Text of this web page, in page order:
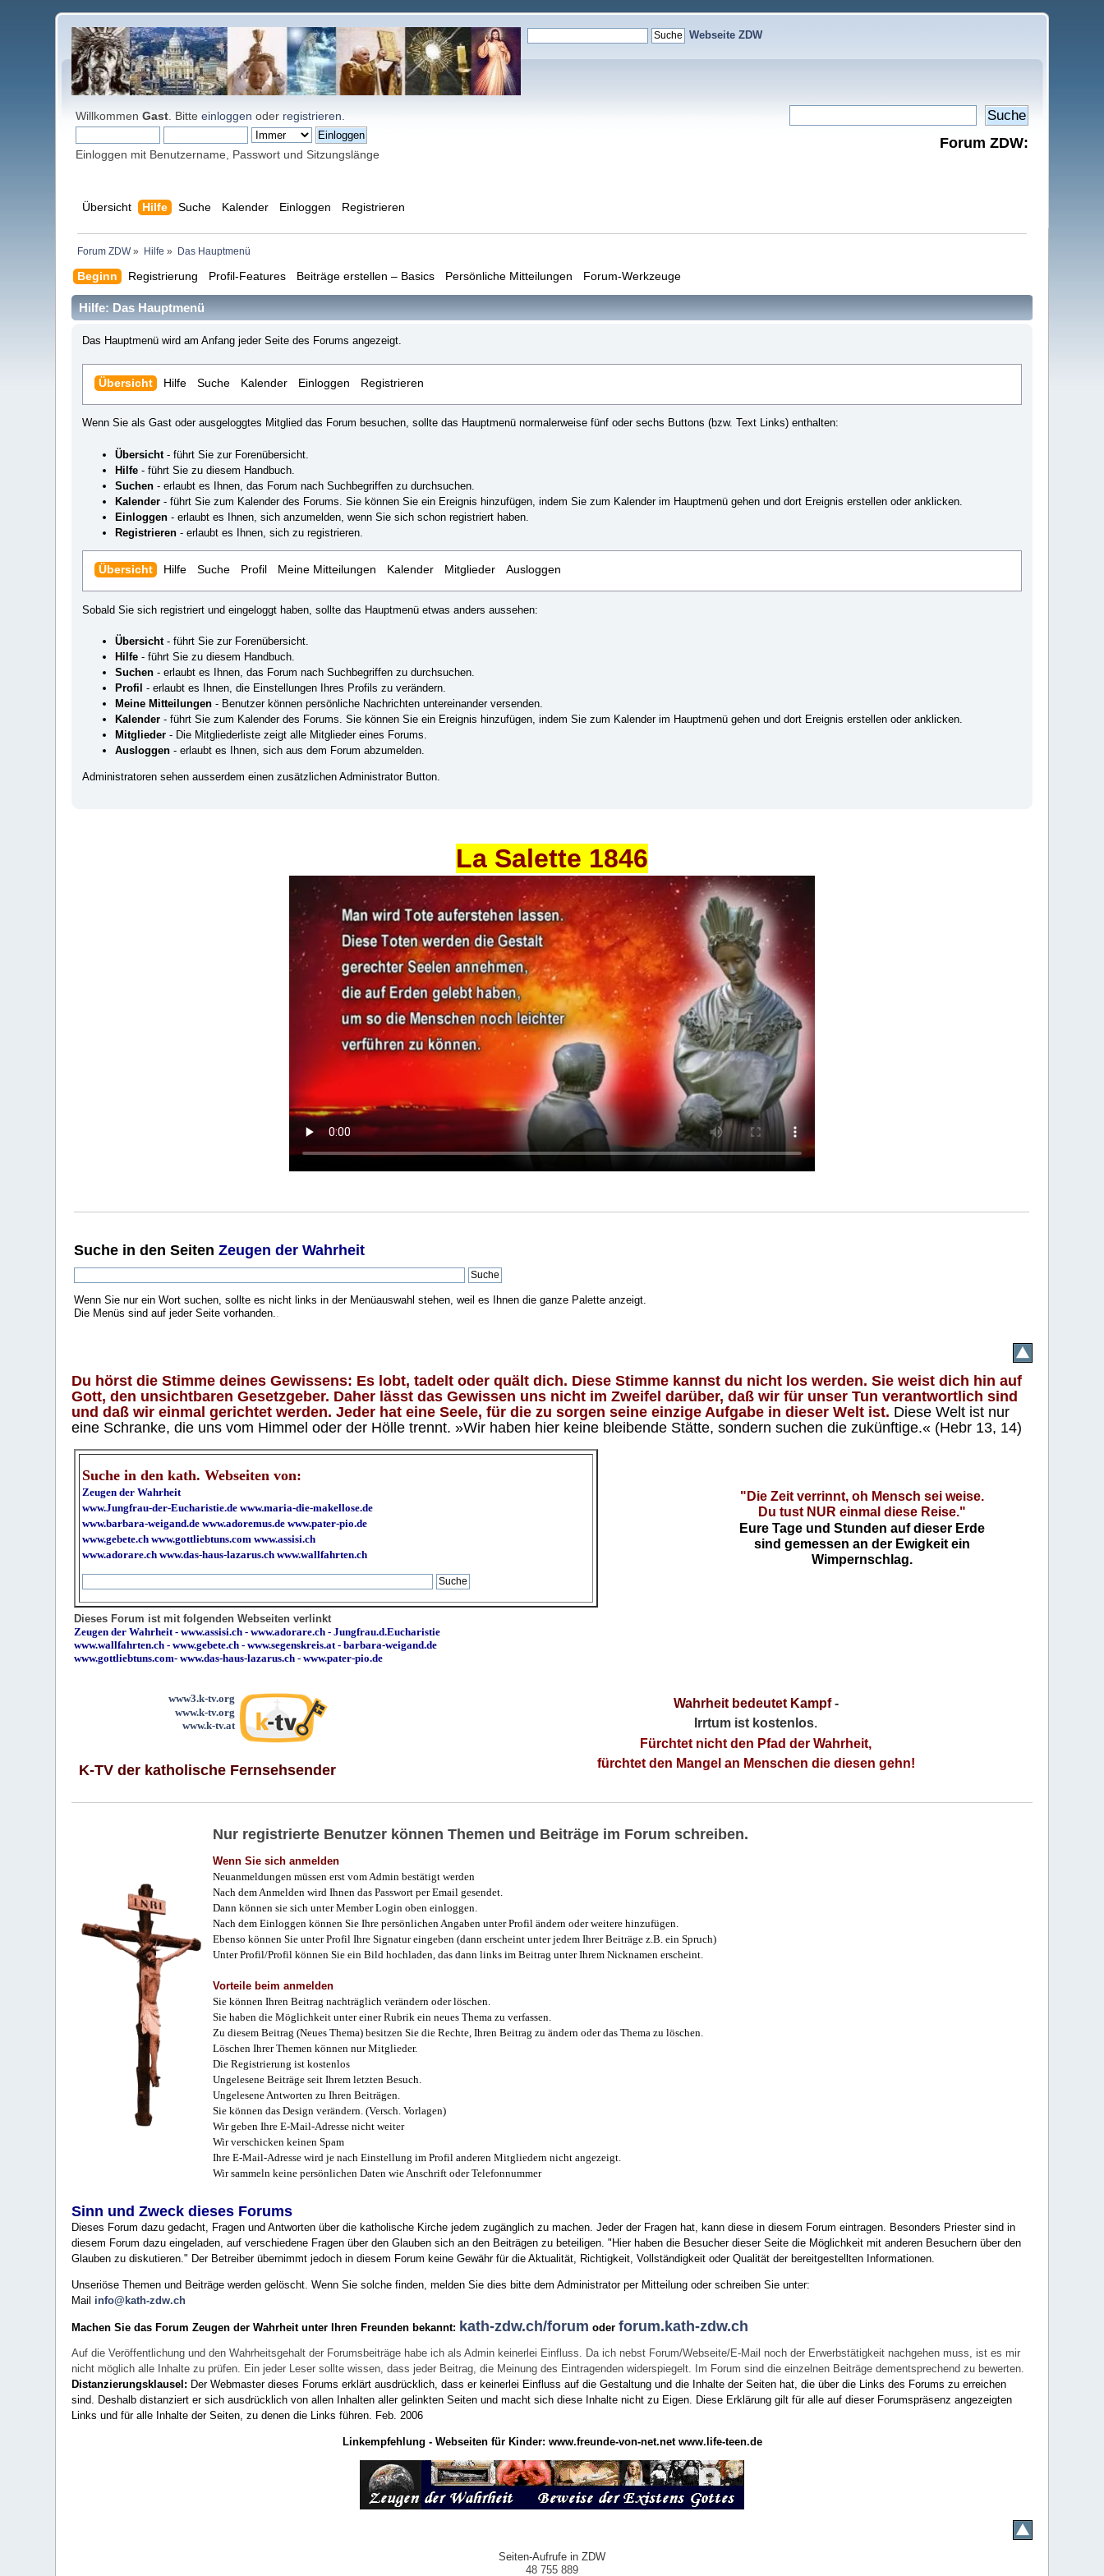
Webseite ZDW
WillkommenGast . Bitteeinloggen oder registrieren
Einloggen mit Benutzername, Passwort und Sitzungslänge
Forum ZDW:
Übersicht Hilfe Suche Kalender Einloggen Registrieren
Forum ZDW» Hilfe » Das Hauptmenü
Beginn Registrierung Profil-Features Beiträge erstellen – Basics Persönliche Mitteilungen Forum-Werkzeuge
Hilfe: Das Hauptmenü
Das Hauptmenü wird am Anfang jeder Seite des Forums angezeigt.
Übersicht Hilfe Suche Kalender Einloggen Registrieren
Wenn Sie als Gast oder ausgeloggtes Mitglied das Forum besuchen, sollte das Hauptmenü normalerweise fünf oder sechs Buttons (bzw. Text Links) enthalten:
Übersicht- führt Sie zur Forenübersicht.
Hilfe - führt Sie zu diesem Handbuch.
Suchen - erlaubt es Ihnen, das Forum nach Suchbegriffen zu durchsuchen.
Kalender - führt Sie zum Kalender des Forums. Sie können Sie ein Ereignis hinzufügen, indem Sie zum Kalender im Hauptmenü gehen und dort Ereignis erstellen oder anklicken.
Einloggen - erlaubt es Ihnen, sich anzumelden, wenn Sie sich schon registriert haben.
Registrieren - erlaubt es Ihnen, sich zu registrieren.
Übersicht Hilfe Suche Profil Meine Mitteilungen Kalender Mitglieder Ausloggen
Sobald Sie sich registriert und eingeloggt haben, sollte das Hauptmenü etwas anders aussehen:
Übersicht- führt Sie zur Forenübersicht.
Hilfe - führt Sie zu diesem Handbuch.
Suchen - erlaubt es Ihnen, das Forum nach Suchbegriffen zu durchsuchen.
Profil - erlaubt es Ihnen, die Einstellungen Ihres Profils zu verändern.
Meine Mitteilungen - Benutzer können persönliche Nachrichten untereinander versenden.
Kalender - führt Sie zum Kalender des Forums. Sie können Sie ein Ereignis hinzufügen, indem Sie zum Kalender im Hauptmenü gehen und dort Ereignis erstellen oder anklicken.
Mitglieder - Die Mitgliederliste zeigt alle Mitglieder eines Forums.
Ausloggen - erlaubt es Ihnen, sich aus dem Forum abzumelden.
Administratoren sehen ausserdem einen zusätzlichen Administrator Button.
La Salette 1846
Suche in den SeitenZeugen der Wahrheit
Wenn Sie nur ein Wort suchen, sollte es nicht links in der Menüauswahl stehen, weil es Ihnen die ganze Palette anzeigt.
Die Menüs sind auf jeder Seite vorhanden.
Du hörst die Stimme deines Gewissens: Es lobt, tadelt oder quält dich. Diese Stimme kannst du nicht los werden. Sie weist dich hin auf
Gott, den unsichtbaren Gesetzgeber. Daher lässt das Gewissen uns nicht im Zweifel darüber, daß wir für unser Tun verantwortlich sind
und daß wir einmal gerichtet werden. Jeder hat eine Seele, für die zu sorgen seine einzige Aufgabe in dieser Welt ist. Diese Welt ist nur
eine Schranke, die uns vom Himmel oder der Hölle trennt. »Wir haben hier keine bleibende Stätte, sondern suchen die zukünftige.« (Hebr 13, 14)
Suche in den kath. Webseiten von:
Zeugen der Wahrheit
www.Jungfrau-der-Eucharistie.de www.maria-die-makellose.de
www.barbara-weigand.de www.adoremus.de www.pater-pio.de
www.gebete.ch www.gottliebtuns.com www.assisi.ch
www.adorare.ch www.das-haus-lazarus.ch www.wallfahrten.ch
"Die Zeit verrinnt, oh Mensch sei weise.
Du tust NUR einmal diese Reise."
Eure Tage und Stunden auf dieser Erde
sind gemessen an der Ewigkeit ein
Wimpernschlag.
Dieses Forum ist mit folgenden Webseiten verlinkt
Zeugen der Wahrheit -www.assisi.ch -www.adorare.ch -Jungfrau.d.Eucharistie
www.wallfahrten.ch -www.gebete.ch -www.segenskreis.at -barbara-weigand.de
www.gottliebtuns.com-www.das-haus-lazarus.ch - www.pater-pio.de
www3.k-tv.org
www.k-tv.org
www.k-tv.at
K-TV der katholische Fernsehsender
Wahrheit bedeutet Kampf-
Irrtum ist kostenlos.
Fürchtet nicht den Pfad der Wahrheit,
fürchtet den Mangel an Menschen die diesen gehn!
Nur registrierte Benutzer können Themen und Beiträge im Forum schreiben.
Wenn Sie sich anmelden
Neuanmeldungen müssen erst vom Admin bestätigt werden
Nach dem Anmelden wird Ihnen das Passwort per Email gesendet.
Dann können sie sich unter Member Login oben einloggen.
Nach dem Einloggen können Sie Ihre persönlichen Angaben unter Profil ändern oder weitere hinzufügen.
Ebenso können Sie unter Profil Ihre Signatur eingeben (dann erscheint unter jedem Ihrer Beiträge z.B. ein Spruch)
Unter Profil/Profil können Sie ein Bild hochladen, das dann links im Beitrag unter Ihrem Nicknamen erscheint.
Vorteile beim anmelden
Sie können Ihren Beitrag nachträglich verändern oder löschen.
Sie haben die Möglichkeit unter einer Rubrik ein neues Thema zu verfassen.
Zu diesem Beitrag (Neues Thema) besitzen Sie die Rechte, Ihren Beitrag zu ändern oder das Thema zu löschen.
Löschen Ihrer Themen können nur Mitglieder.
Die Registrierung ist kostenlos
Ungelesene Beiträge seit Ihrem letzten Besuch.
Ungelesene Antworten zu Ihren Beiträgen.
Sie können das Design verändern. (Versch. Vorlagen)
Wir geben Ihre E-Mail-Adresse nicht weiter
Wir verschicken keinen Spam
Ihre E-Mail-Adresse wird je nach Einstellung im Profil anderen Mitgliedern nicht angezeigt.
Wir sammeln keine persönlichen Daten wie Anschrift oder Telefonnummer
Sinn und Zweck dieses Forums
Dieses Forum dazu gedacht, Fragen und Antworten über die katholische Kirche jedem zugänglich zu machen. Jeder der Fragen hat, kann diese in diesem Forum eintragen. Besonders Priester sind in
diesem Forum dazu eingeladen, auf verschiedene Fragen über den Glauben sich an den Beiträgen zu beteiligen. "Hier haben die Besucher dieser Seite die Möglichkeit mit anderen Besuchern über den
Glauben zu diskutieren." Der Betreiber übernimmt jedoch in diesem Forum keine Gewähr für die Aktualität, Richtigkeit, Vollständigkeit oder Qualität der bereitgestellten Informationen.
Unseriöse Themen und Beiträge werden gelöscht. Wenn Sie solche finden, melden Sie dies bitte dem Administrator per Mitteilung oder schreiben Sie unter:
Mail info@kath-zdw.ch
Machen Sie das Forum Zeugen der Wahrheit unter Ihren Freunden bekannt: kath-zdw.ch/forum oderforum.kath-zdw.ch
Auf die Veröffentlichung und den Wahrheitsgehalt der Forumsbeiträge habe ich als Admin keinerlei Einfluss. Da ich nebst Forum/Webseite/E-Mail noch der Erwerbstätigkeit nachgehen muss, ist es mir
nicht möglich alle Inhalte zu prüfen. Ein jeder Leser sollte wissen, dass jeder Beitrag, die Meinung des Eintragenden widerspiegelt. Im Forum sind die einzelnen Beiträge dementsprechend zu bewerten.
Distanzierungsklausel: Der Webmaster dieses Forums erklärt ausdrücklich, dass er keinerlei Einfluss auf die Gestaltung und die Inhalte der Seiten hat, die über die Links des Forums zu erreichen
sind. Deshalb distanziert er sich ausdrücklich von allen Inhalten aller gelinkten Seiten und macht sich diese Inhalte nicht zu Eigen. Diese Erklärung gilt für alle auf dieser Forumspräsenz angezeigten
Links und für alle Inhalte der Seiten, zu denen die Links führen. Feb. 2006
Linkempfehlung - Webseiten für Kinder: www.freunde-von-net.net www.life-teen.de
Seiten-Aufrufe in ZDW
48 755 889